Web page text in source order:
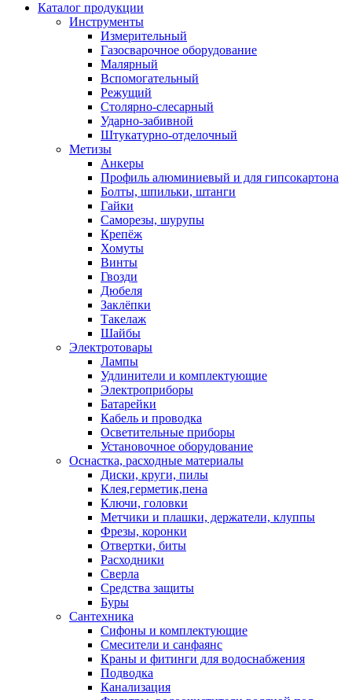
Каталог продукции
Инструменты
Измерительный
Газосварочное оборудование
Малярный
Вспомогательный
Режущий
Столярно-слесарный
Ударно-забивной
Штукатурно-отделочный
Метизы
Анкеры
Профиль алюминиевый и для гипсокартона
Болты, шпильки, штанги
Гайки
Саморезы, шурупы
Крепёж
Хомуты
Винты
Гвозди
Дюбеля
Заклёпки
Такелаж
Шайбы
Электротовары
Лампы
Удлинители и комплектующие
Электроприборы
Батарейки
Кабель и проводка
Осветительные приборы
Установочное оборудование
Оснастка, расходные материалы
Диски, круги, пилы
Клея,герметик,пена
Ключи, головки
Метчики и плашки, держатели, клуппы
Фрезы, коронки
Отвертки, биты
Расходники
Сверла
Средства защиты
Буры
Сантехника
Сифоны и комплектующие
Смесители и санфаянс
Краны и фитинги для водоснабжения
Подводка
Канализация